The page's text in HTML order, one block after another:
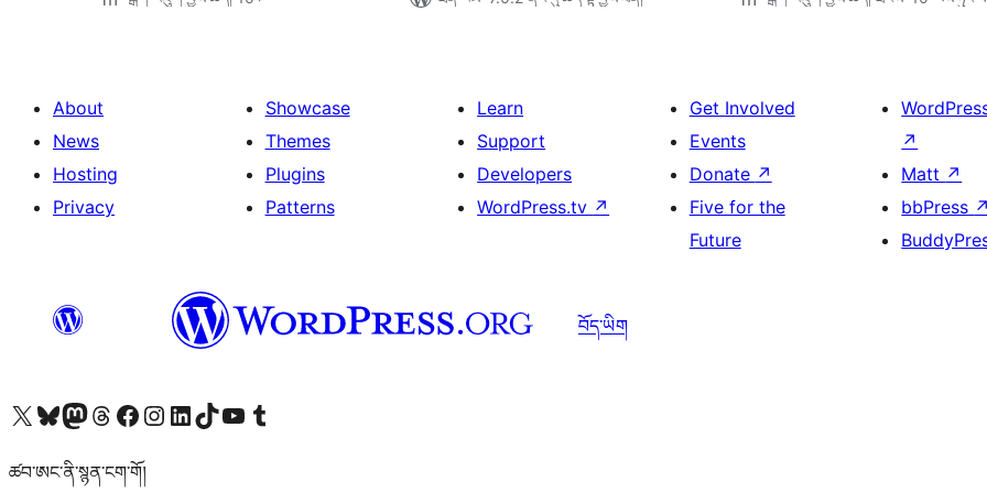
About
News
Hosting
Privacy
Showcase
Themes
Plugins
Patterns
Learn
Support
Developers
WordPress.tv ↗
Get Involved
Events
Donate ↗
Five for the
Future
↗
Matt ↗
bbPress ↗
བོད་ཡིག
Visit our X (formerly Twitter) account
Visit our Bluesky account
Visit our Mastodon account
Visit our Threads account
Visit our Facebook page
Visit our Instagram account
Visit our LinkedIn account
Visit our TikTok account
Visit our YouTube channel
Visit our Tumblr account
ཚབ་ཨང་ནི་སྙན་ངག་གོ།